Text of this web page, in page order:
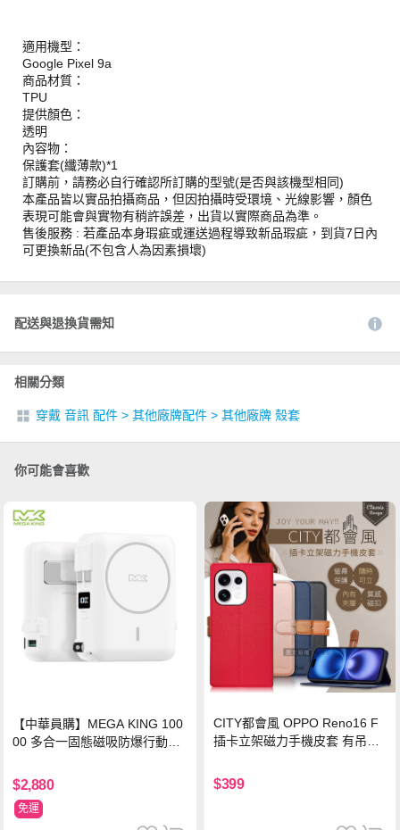
適用機型：
Google Pixel 9a
商品材質：
TPU
提供顏色：
透明
內容物：
保護套(纖薄款)*1
訂購前，請務必自行確認所訂購的型號(是否與該機型相同)
本產品皆以實品拍攝商品，但因拍攝時受環境、光線影響，顏色
表現可能會與實物有稍許誤差，出貨以實際商品為準。
售後服務 : 若產品本身瑕疵或運送過程導致新品瑕疵，到貨7日內
可更換新品(不包含人為因素損壞)
配送與退換貨需知
相關分類
穿戴 音訊 配件 > 其他廠牌配件 > 其他廠牌 殼套
你可能會喜歡
【中華員購】MEGA KING 100
00 多合一固態磁吸防爆行動電
$2,880
免運
CITY都會風 OPPO Reno16 F
插卡立架磁力手機皮套 有吊飾
$399